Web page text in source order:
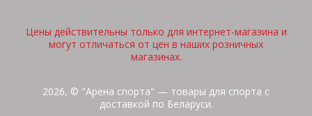
Цены действительны только для интернет-магазина и
могут отличаться от цен в наших розничных
магазинах.
2026, © "Арена спорта" — товары для спорта с
доставкой по Беларуси.